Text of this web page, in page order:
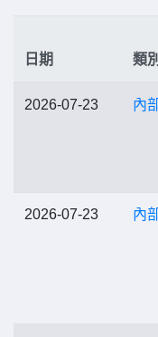
日期 類別
2026-07-23 內
2026-07-23 內